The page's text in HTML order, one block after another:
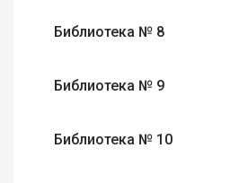
Библиотека № 8
Библиотека № 9
Библиотека № 10